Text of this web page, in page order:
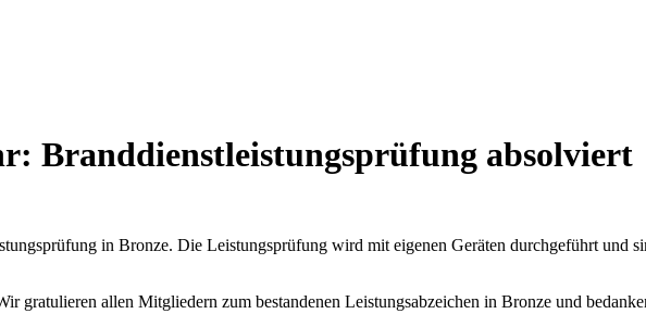
Branddienstleistungsprüfung absolviert
in Bronze. Die Leistungsprüfung wird mit eigenen Geräten durchgeführt und
gratulieren allen Mitgliedern zum bestandenen Leistungsabzeichen in Bronze und